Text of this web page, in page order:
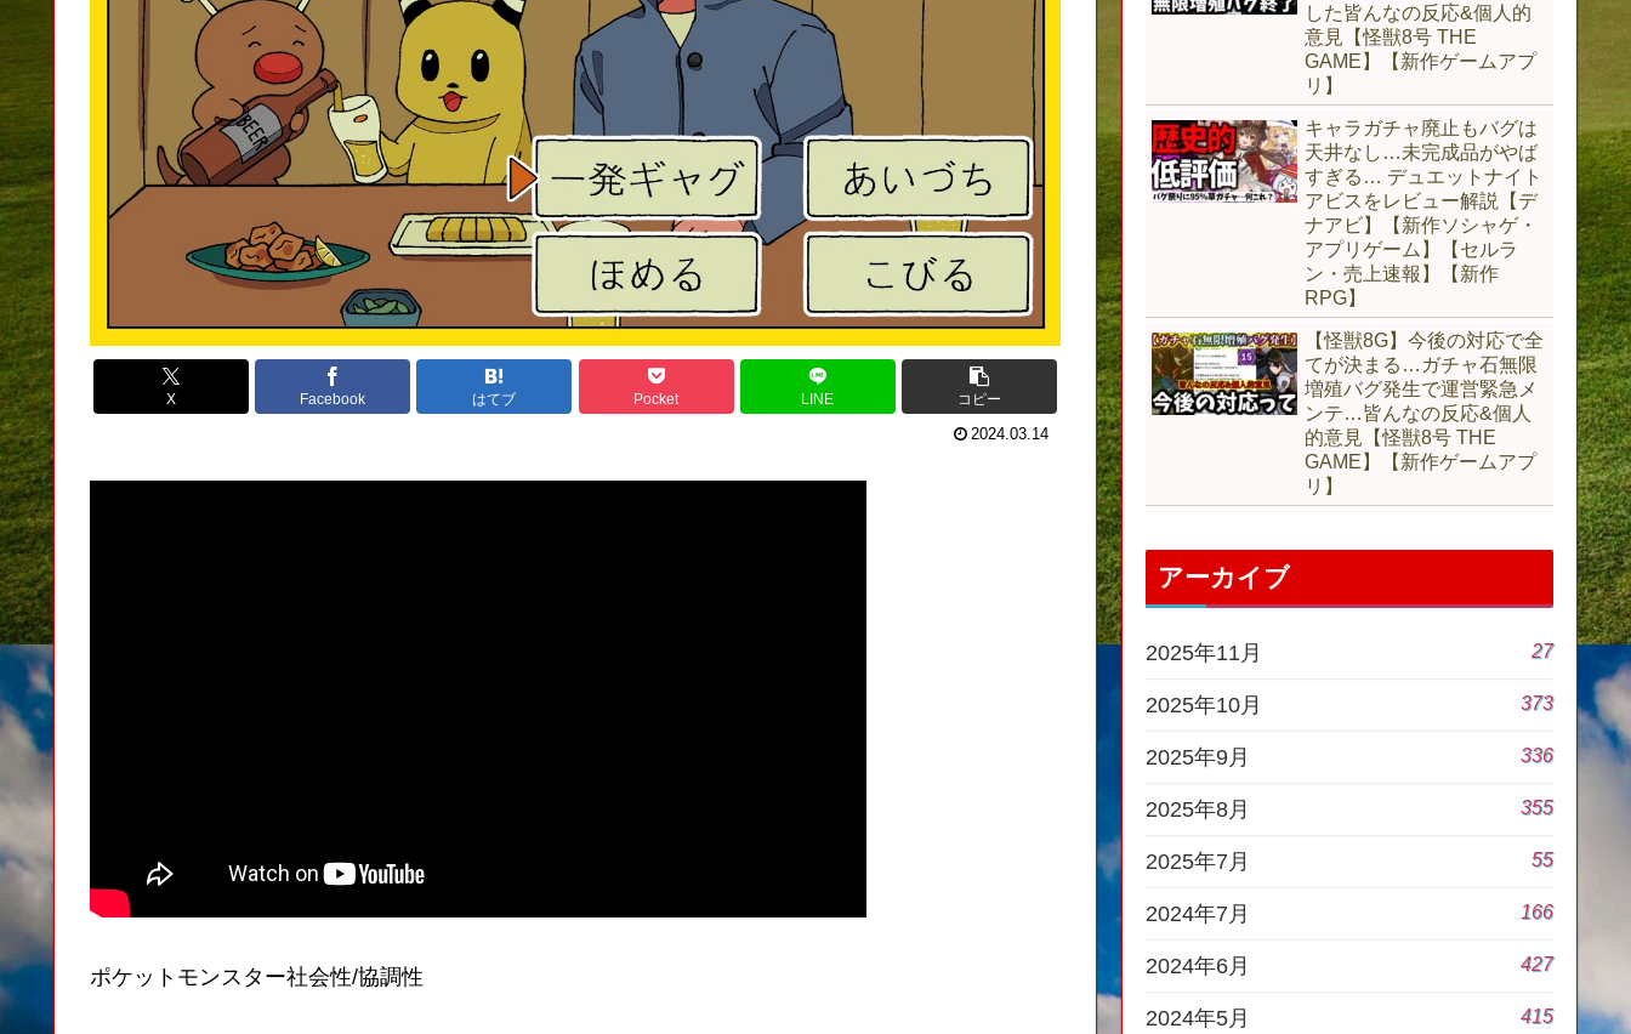
X Facebook はてブ Pocket LINE コピー
2024.03.14
ポケットモンスター社会性/協調性
した皆んなの反応&個人的
意見【怪獣8号 THE
GAME】【新作ゲームアプ
リ】
キャラガチャ廃止もバグは
天井なし…未完成品がやば
すぎる… デュエットナイト
アビスをレビュー解説【デ
ナアビ】【新作ソシャゲ・
アプリゲーム】【セルラ
ン・売上速報】【新作
RPG】
【怪獣8G】今後の対応で全
てが決まる…ガチャ石無限
増殖バグ発生で運営緊急メ
ンテ…皆んなの反応&個人
的意見【怪獣8号 THE
GAME】【新作ゲームアプ
リ】
アーカイブ
2025年11月 27
2025年10月 373
2025年9月 336
2025年8月 355
2025年7月 55
2024年7月 166
2024年6月 427
2024年5月 415